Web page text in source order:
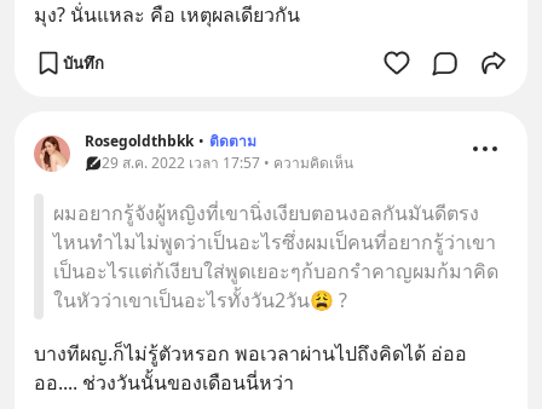
มุง? นั่นแหละ คือ เหตุผลเดียวกัน
บันทึก
Rosegoldthbkk • ติดตาม
29 ส.ค. 2022 เวลา 17:57 • ความคิดเห็น
ผมอยากรู้จังผู้หญิงที่เขานิ่งเงียบตอนงอลกันมันดีตรง
ไหนทำไมไม่พูดว่าเป็นอะไรซึ่งผมเป็คนที่อยากรู้ว่าเขา
เป็นอะไรเเต่ก้เงียบใส่พูดเยอะๆก้บอกรำคาญผมก้มาคิด
ในหัวว่าเขาเป็นอะไรทั้งวัน2วัน😩 ?
บางทีผญ.ก็ไม่รู้ตัวหรอก พอเวลาผ่านไปถึงคิดได้ อ่ออ
ออ.... ช่วงวันนั้นของเดือนนี่หว่า